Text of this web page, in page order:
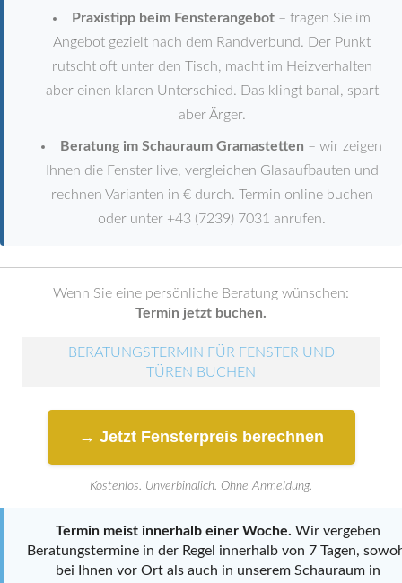
Praxistipp beim Fensterangebot – fragen Sie im
Angebot gezielt nach dem Randverbund. Der Punkt
rutscht oft unter den Tisch, macht im Heizverhalten
aber einen klaren Unterschied. Das klingt banal, spart
aber Ärger.
Beratung im Schauraum Gramastetten – wir zeigen
Ihnen die Fenster live, vergleichen Glasaufbauten und
rechnen Varianten in € durch. Termin online buchen
oder unter +43 (7239) 7031 anrufen.
Wenn Sie eine persönliche Beratung wünschen:
Termin jetzt buchen.
BERATUNGSTERMIN FÜR FENSTER UND
TÜREN BUCHEN
→ Jetzt Fensterpreis berechnen
Kostenlos. Unverbindlich. Ohne Anmeldung.
Termin meist innerhalb einer Woche. Wir vergeben
Beratungstermine in der Regel innerhalb von 7 Tagen,
bei Ihnen vor Ort als auch in unserem Schauraum in